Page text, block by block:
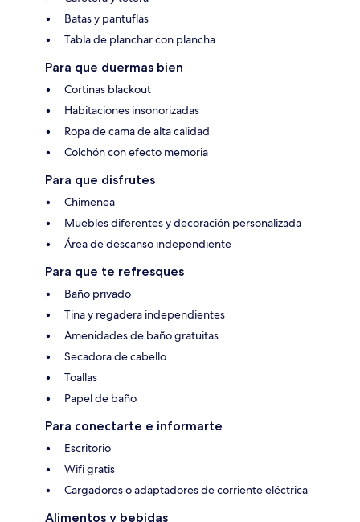
Batas y pantuflas
Tabla de planchar con plancha
Para que duermas bien
Cortinas blackout
Habitaciones insonorizadas
Ropa de cama de alta calidad
Colchón con efecto memoria
Para que disfrutes
Chimenea
Muebles diferentes y decoración personalizada
Área de descanso independiente
Para que te refresques
Baño privado
Tina y regadera independientes
Amenidades de baño gratuitas
Secadora de cabello
Toallas
Papel de baño
Para conectarte e informarte
Escritorio
Wifi gratis
Cargadores o adaptadores de corriente eléctrica
Alimentos y bebidas